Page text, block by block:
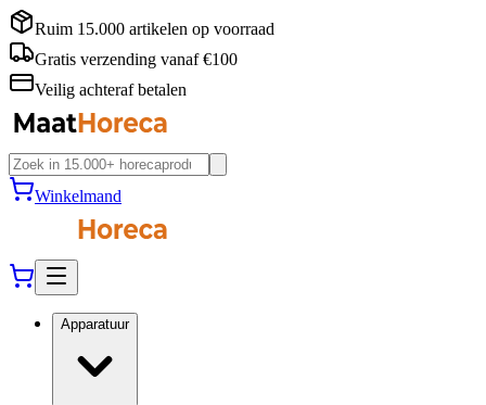
Ruim 15.000 artikelen op voorraad
Gratis verzending vanaf €100
Veilig achteraf betalen
Winkelmand
Apparatuur